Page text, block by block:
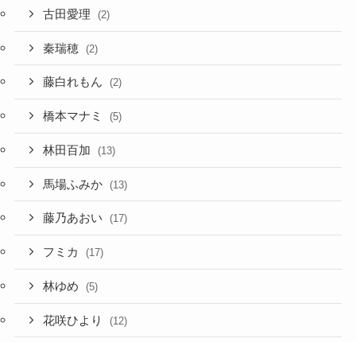
古田愛理 (2)
秦瑞穂 (2)
藤白れもん (2)
橋本マナミ (5)
林田百加 (13)
馬場ふみか (13)
藤乃あおい (17)
フミカ (17)
林ゆめ (5)
花咲ひより (12)